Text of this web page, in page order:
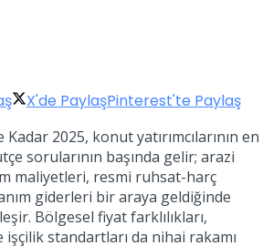
X'de PaylaşPinterest'te Paylaş
Kadar 2025, konut yatırımcılarının en
sorularının başında gelir; arazi
maliyetleri, resmi ruhsat-harç
giderleri bir araya geldiğinde
Bölgesel fiyat farklılıkları,
işçilik standartları da nihai rakamı